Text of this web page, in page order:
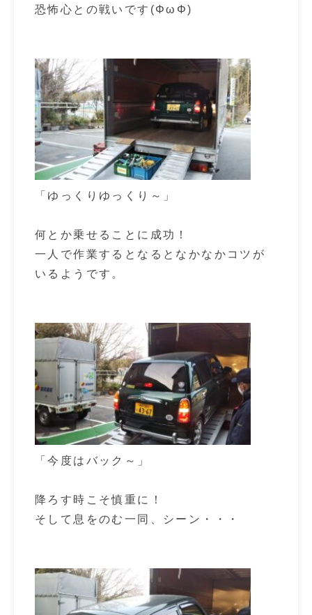
恐怖心との戦いです(ΦωΦ)
「ゆっくりゆっくり～」
何とか乗せることに成功！
一人で作業するとなるとなかなかコツが
いるようです。
「今度はバック～」
降ろす時こそ慎重に！
そして息をのむ一同、シーン・・・